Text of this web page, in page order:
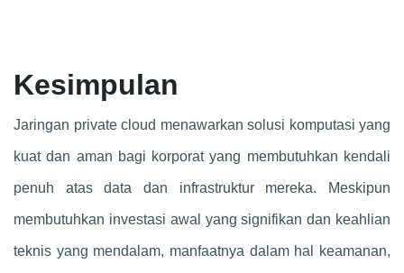
Kesimpulan
Jaringan private cloud menawarkan solusi komputasi yang
kuat dan aman bagi korporat yang membutuhkan kendali
penuh atas data dan infrastruktur mereka. Meskipun
membutuhkan investasi awal yang signifikan dan keahlian
teknis yang mendalam, manfaatnya dalam hal keamanan,